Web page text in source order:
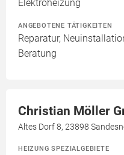
Elektroheizung
ANGEBOTENE TÄTIGKEITEN
Reparatur,
Beratung
Christian Möller
Altes Dorf 8, 23898
HEIZUNG SPEZIALGEBIETE